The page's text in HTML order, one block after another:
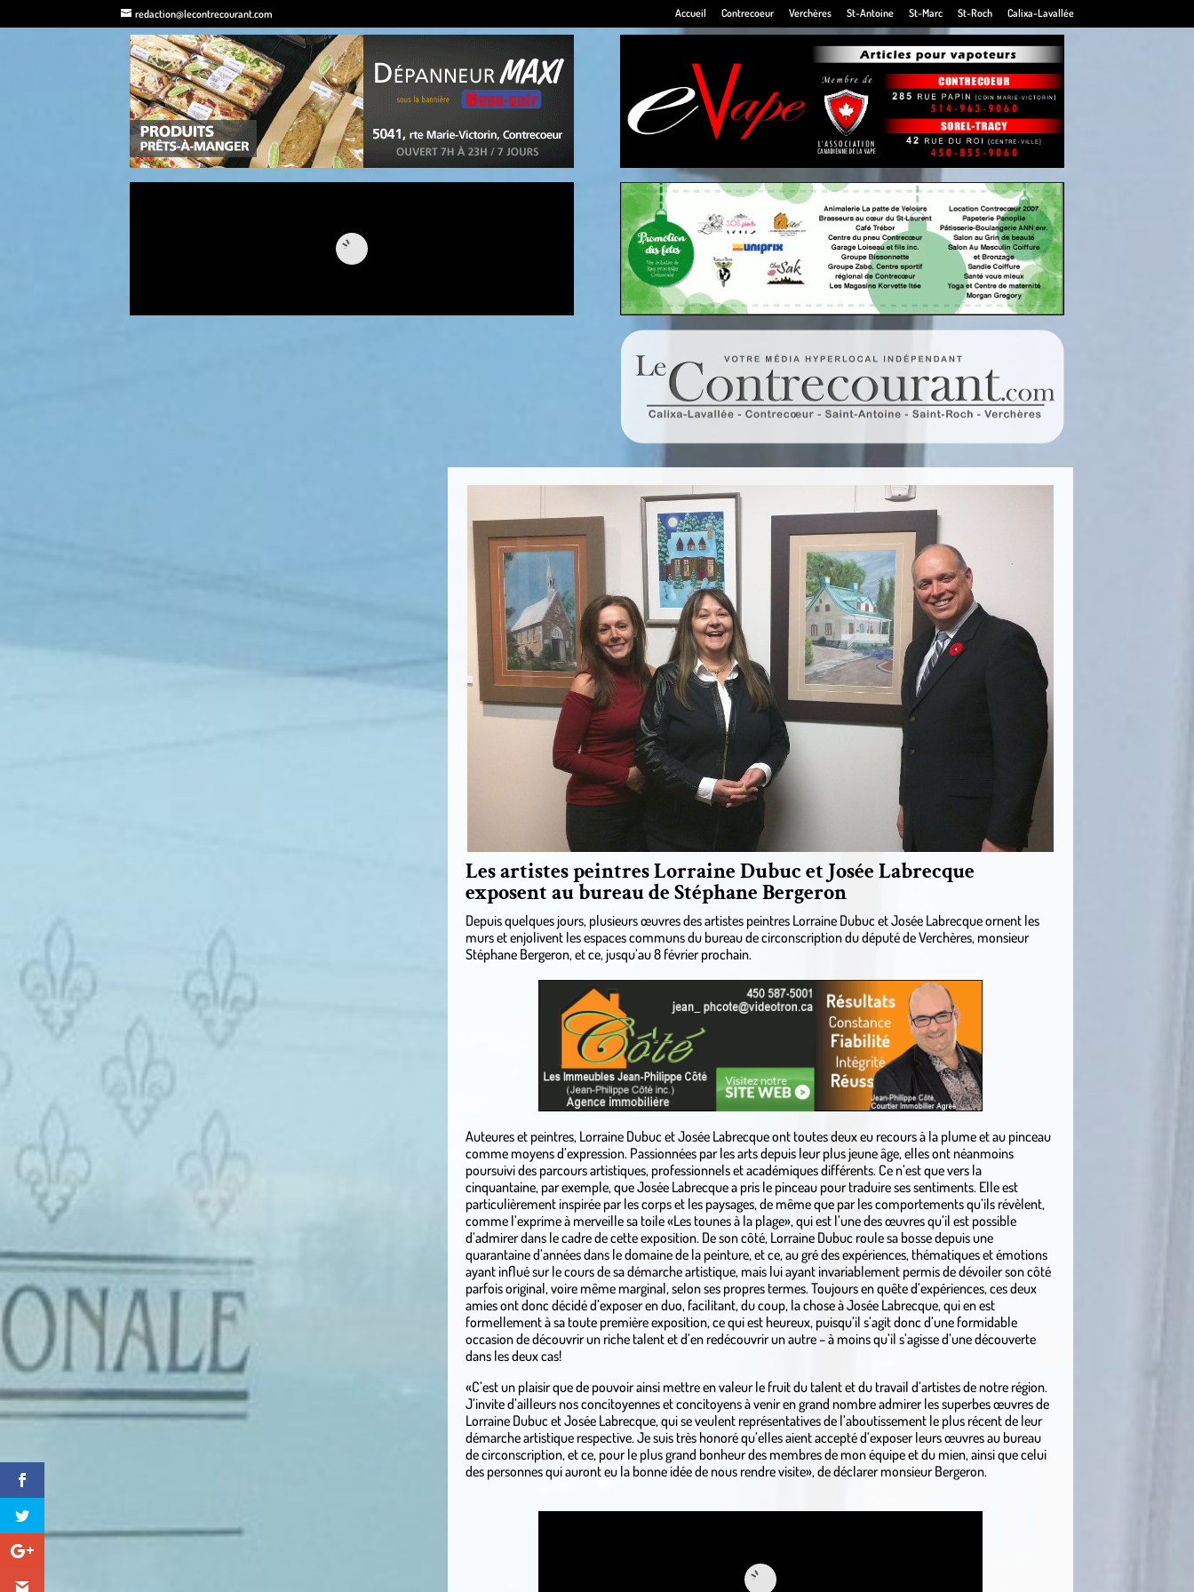
redaction@lecontrecourant.com Accueil Contrecoeur Verchères St-Antoine St-Marc St-Roch Calixa-Lavallée
Les artistes peintres Lorraine Dubuc et Josée Labrecque
exposent au bureau de Stéphane Bergeron
Depuis quelques jours, plusieurs œuvres des artistes peintres Lorraine Dubuc et Josée Labrecque ornent les
murs et enjolivent les espaces communs du bureau de circonscription du député de Verchères, monsieur
Stéphane Bergeron, et ce, jusqu’au 8 février prochain.
Auteures et peintres, Lorraine Dubuc et Josée Labrecque ont toutes deux eu recours à la plume et au pinceau
comme moyens d’expression. Passionnées par les arts depuis leur plus jeune âge, elles ont néanmoins
poursuivi des parcours artistiques, professionnels et académiques différents. Ce n’est que vers la
cinquantaine, par exemple, que Josée Labrecque a pris le pinceau pour traduire ses sentiments. Elle est
particulièrement inspirée par les corps et les paysages, de même que par les comportements qu’ils révèlent,
comme l’exprime à merveille sa toile «Les tounes à la plage», qui est l’une des œuvres qu’il est possible
d’admirer dans le cadre de cette exposition. De son côté, Lorraine Dubuc roule sa bosse depuis une
quarantaine d’années dans le domaine de la peinture, et ce, au gré des expériences, thématiques et émotions
ayant influé sur le cours de sa démarche artistique, mais lui ayant invariablement permis de dévoiler son côté
parfois original, voire même marginal, selon ses propres termes. Toujours en quête d’expériences, ces deux
amies ont donc décidé d’exposer en duo, facilitant, du coup, la chose à Josée Labrecque, qui en est
formellement à sa toute première exposition, ce qui est heureux, puisqu’il s’agit donc d’une formidable
occasion de découvrir un riche talent et d’en redécouvrir un autre – à moins qu’il s’agisse d’une découverte
dans les deux cas!
«C’est un plaisir que de pouvoir ainsi mettre en valeur le fruit du talent et du travail d’artistes de notre région.
J’invite d’ailleurs nos concitoyennes et concitoyens à venir en grand nombre admirer les superbes œuvres de
Lorraine Dubuc et Josée Labrecque, qui se veulent représentatives de l’aboutissement le plus récent de leur
démarche artistique respective. Je suis très honoré qu’elles aient accepté d’exposer leurs œuvres au bureau
de circonscription, et ce, pour le plus grand bonheur des membres de mon équipe et du mien, ainsi que celui
des personnes qui auront eu la bonne idée de nous rendre visite», de déclarer monsieur Bergeron.